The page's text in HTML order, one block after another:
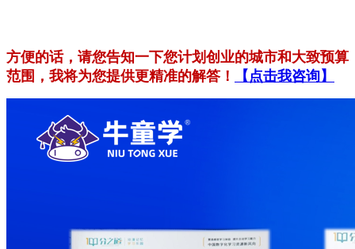
方便的话，请您告知一下您计划创业的城市和大致预算
范围，我将为您提供更精准的解答！
【点击我咨询】